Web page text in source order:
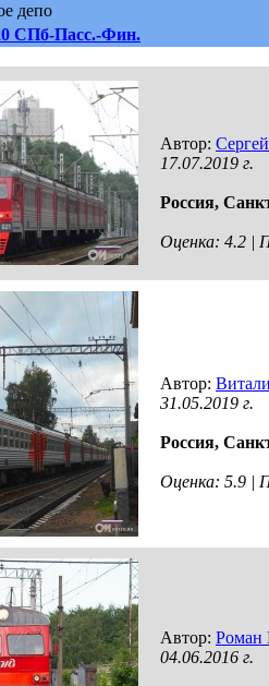
депо
СПб-Пасс.-Фин.
Автор:
17.07.2019 г.
Россия,
Оценка: 4.2 |
Автор:
31.05.2019 г.
Россия,
Оценка: 5.9 |
Автор: Роман
04.06.2016 г.